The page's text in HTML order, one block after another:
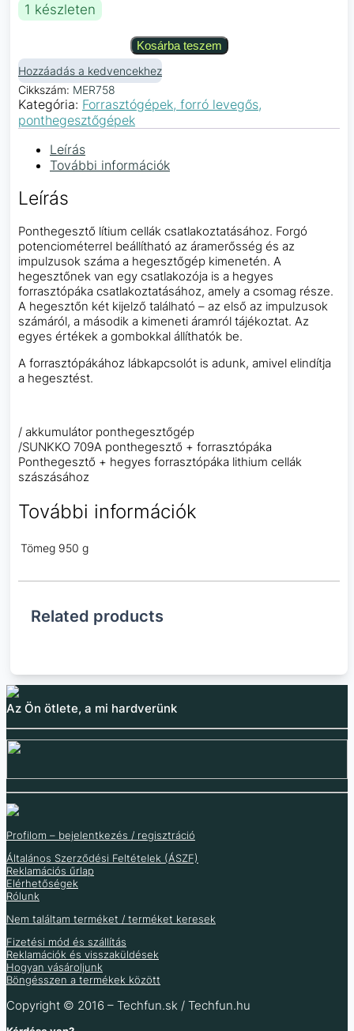
1 készleten
Kosárba teszem
Hozzáadás a kedvencekhez
Cikkszám: MER758
Kategória: Forrasztógépek, forró levegős,
ponthegesztőgépek
Leírás
További információk
Leírás
Ponthegesztő lítium cellák csatlakoztatásához. Forgó
potenciométerrel beállítható az áramerősség és az
impulzusok száma a hegesztőgép kimenetén. A
hegesztőnek van egy csatlakozója is a hegyes
forrasztópáka csatlakoztatásához, amely a csomag része.
A hegesztőn két kijelző található – az első az impulzusok
számáról, a második a kimeneti áramról tájékoztat. Az
egyes értékek a gombokkal állíthatók be.
A forrasztópákához lábkapcsolót is adunk, amivel elindítja
a hegesztést.
/ akkumulátor ponthegesztőgép
/SUNKKO 709A ponthegesztő + forrasztópáka
Ponthegesztő + hegyes forrasztópáka lithium cellák
szászásához
További információk
Tömeg 950 g
Related products
forrólevegős
forrasztópáka
golyóval
(ÁFA nélkül 21 820Ft)
chipek kezelésére
10 928Ft
(ÁFA nélkül 8 605Ft
Raktáron 29 db
forrasztóállomás
(ÁFA nélkül
Az Ön ötlete, a mi hardverünk
Profilom – bejelentkezés / regisztráció
Általános Szerződési Feltételek (ÁSZF)
Reklamációs űrlap
Elérhetőségek
Rólunk
Nem találtam terméket / terméket keresek
Fizetési mód és szállítás
Reklamációk és visszaküldések
Hogyan vásároljunk
Böngésszen a termékek között
Copyright © 2016 – Techfun.sk / Techfun.hu